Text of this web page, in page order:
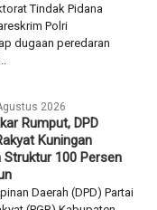
Tindak Pidana
Polri
dugaan peredaran
2026
Rumput, DPD
Kuningan
Struktur 100 Persen
Daerah (DPD) Partai